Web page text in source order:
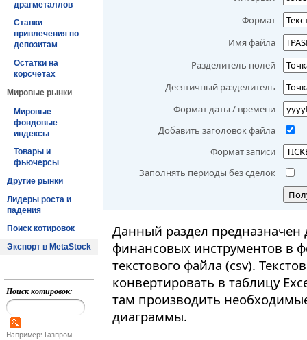
драгметаллов
Ставки
привлечения по
депозитам
Остатки на
корсчетах
Мировые рынки
Мировые
фондовые
индексы
Товары и
фьючерсы
Другие рынки
Лидеры роста и
падения
Поиск котировок
Экспорт в MetaStock
Поиск котировок:
Например: Газпром
Формат
Имя файла
Разделитель полей
Десятичный разделитель
Формат даты / времени
Добавить заголовок файла
Формат записи
Заполнять периоды без сделок
Данный раздел
финансовых инструментов в
текстового файла (csv).
конвертировать в таблицу
там производить
диаграммы.